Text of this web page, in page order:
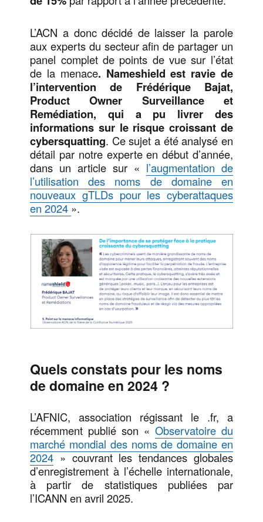
L’ACN a donc décidé de laisser la parole
aux experts du secteur afin de partager un
panel complet de points de vue sur l’état
de la menace. Nameshield est ravie de
l’intervention de Frédérique Bajat,
Product Owner Surveillance et
Remédiation, qui a pu livrer des
informations sur le risque croissant de
cybersquatting. Ce sujet a été analysé en
détail par notre experte en début d’année,
dans un article sur « l’augmentation de
l’utilisation des noms de domaine en
nouveaux gTLDs pour les cyberattaques
en 2024».
Quels constats pour les noms
de domaine en 2024 ?
L’AFNIC, association régissant le .fr, a
récemment publié son « Observatoire du
marché mondial des noms de domaine en
2024 » couvrant les tendances globales
d’enregistrement à l’échelle internationale,
à partir de statistiques publiées par
l’ICANN en avril 2025.